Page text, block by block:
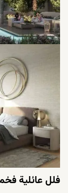
فلل عائلية